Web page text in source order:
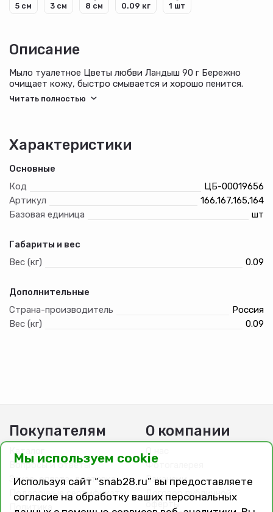
5 см 3 см 8 см 0.09 кг 1 шт
Описание
Мыло туалетное Цветы любви Ландыш 90 г Бережно
очищает кожу, быстро смывается и хорошо пенится.
Интенсивно смягчает и питает кожу, не вызывая сухости
массажными движениями нанести на влажную кожу,
вспенить, затем смыть теплой водой Меры
промыть их чистой водой, при попадании в рот -
прополоскать водой
Характеристики
Основные
Код
ЦБ-00019656
Артикул
166,167,165,164
Базовая единица
шт
Габариты и вес
Вес (кг)
0.09
Дополнительные
Страна-производитель
Россия
Вес (кг)
0.09
Покупателям
Каталог
Вопросы и ответы
Заказ, оплата, доставка
Подарочные сертификаты
О компании
О нас
Фотогалерея
Вакансии
Договор публичной
оферты
Мы используем cookie
Используя сайт “snab28.ru” вы предоставляете
согласие на обработку ваших персональных